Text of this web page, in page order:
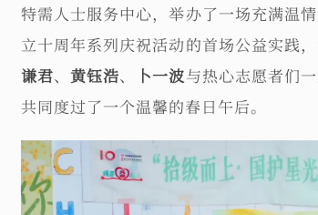
特需人士服务中心，举办了一场充满温
立十周年系列庆祝活动的首场公益实践
谦君、 黄钰浩、 卜一波与热心志愿者们
共同度过了一个温馨的春日午后。